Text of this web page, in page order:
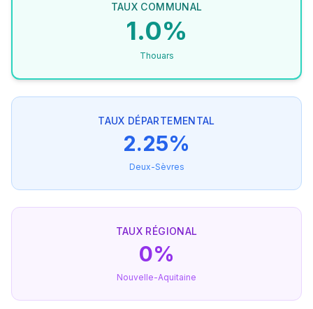
TAUX COMMUNAL
1.0%
Thouars
TAUX DÉPARTEMENTAL
2.25%
Deux-Sèvres
TAUX RÉGIONAL
0%
Nouvelle-Aquitaine